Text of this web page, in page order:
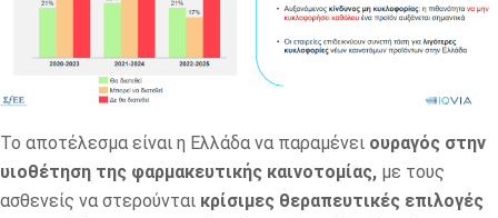
Το αποτέλεσμα είναι η Ελλάδα να παραμένει ουραγός στην
υιοθέτηση της φαρμακευτικής καινοτομίας, με τους
ασθενείς να στερούνται κρίσιμες θεραπευτικές επιλογές